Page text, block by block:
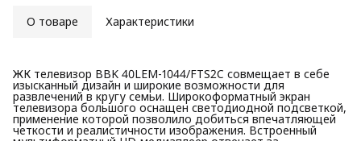
О товаре Характеристики
ЖК телевизор BBK 40LEM-1044/FTS2C совмещает в себе
изысканный дизайн и широкие возможности для
развлечений в кругу семьи. Широкоформатный экран
телевизора большого оснащен светодиодной подсветкой,
применение которой позволило добиться впечатляющей
четкости и реалистичности изображения. Встроенный